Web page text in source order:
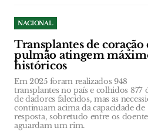
NACIONAL
Transplantes de coração
pulmão atingem
históricos
Em 2025 foram realizados 948
transplantes no país e colhidos 877
de dadores falecidos, mas as
continuam acima da capacidade de
resposta, sobretudo entre os
aguardam um rim.